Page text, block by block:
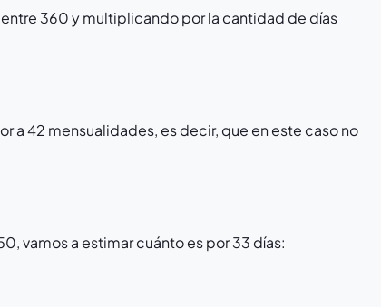
360 y multiplicando por la cantidad de días
a 42 mensualidades, es decir, que en este caso no
vamos a estimar cuánto es por 33 días: